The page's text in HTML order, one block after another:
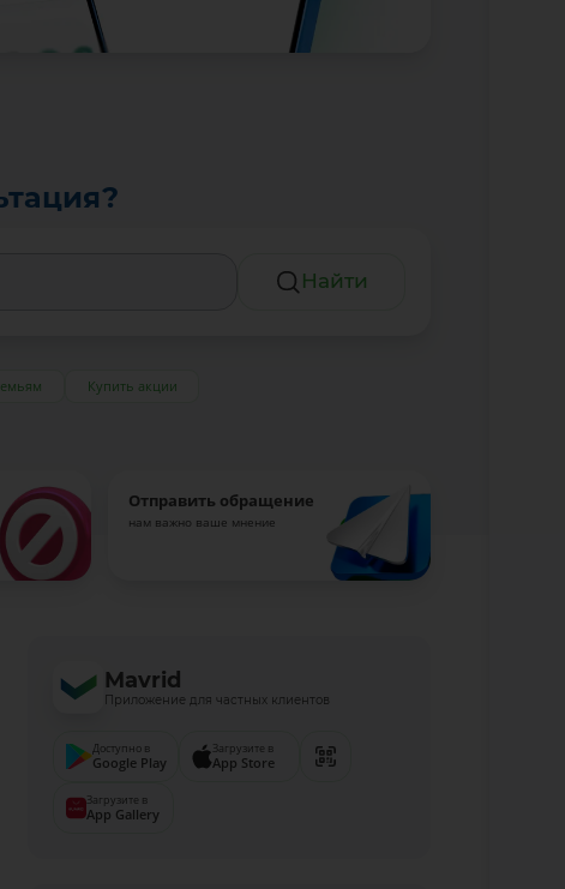
Найти
Купить акции
Отправить обращение
нам важно ваше мнение
Mavrid
Приложение для частных клиентов
Доступно в
Google Play
Загрузите в
App Store
Загрузите в
App Gallery